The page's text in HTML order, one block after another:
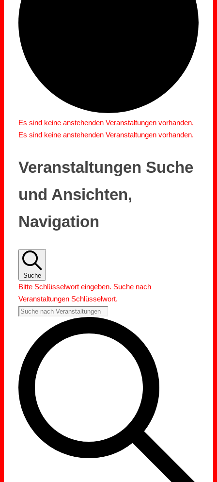
Es sind keine anstehenden Veranstaltungen vorhanden.
Es sind keine anstehenden Veranstaltungen vorhanden.
Veranstaltungen Suche
und Ansichten,
Navigation
Suche
Bitte Schlüsselwort eingeben. Suche nach
Veranstaltungen Schlüsselwort.